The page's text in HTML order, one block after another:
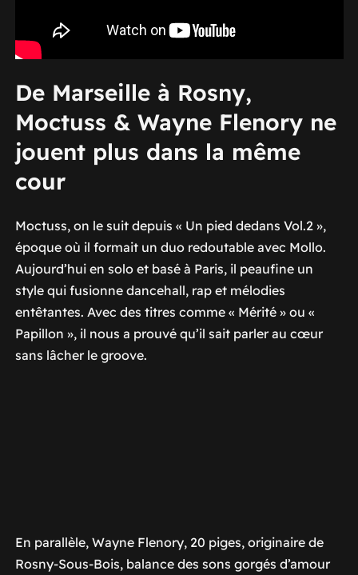
De Marseille à Rosny,
Moctuss & Wayne Flenory ne
jouent plus dans la même
cour
Moctuss, on le suit depuis « Un pied dedans Vol.2 »,
époque où il formait un duo redoutable avec Mollo.
Aujourd’hui en solo et basé à Paris, il peaufine un
style qui fusionne dancehall, rap et mélodies
entêtantes. Avec des titres comme « Mérité » ou «
Papillon », il nous a prouvé qu’il sait parler au cœur
sans lâcher le groove.
En parallèle, Wayne Flenory, 20 piges, originaire de
Rosny-Sous-Bois, balance des sons gorgés d’amour